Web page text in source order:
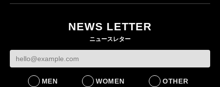
ケットなど7型を発売
FASHION
FASHION
BUSINESS
NEWS LETTER
ニュースレター
MEN WOMEN OTHER